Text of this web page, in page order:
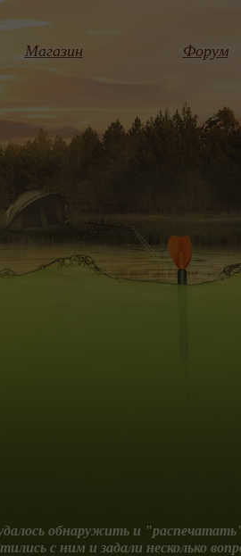
Магазин Форум
обнаружить и
с ним и задали несколько